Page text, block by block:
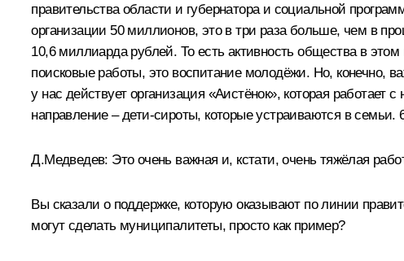
правительства области и губернатора и социальной
организации 50 миллионов, это в три раза больше, чем в
10,6 миллиарда рублей. То есть активность общества в
поисковые работы, это воспитание молодёжи. Но, конечно,
у нас действует организация «Аистёнок», которая
направление – дети-сироты, которые устраиваются в семьи.
Д.Медведев: Это очень важная и, кстати, очень тяжёлая
Вы сказали о поддержке, которую оказывают по линии
могут сделать муниципалитеты, просто как пример?